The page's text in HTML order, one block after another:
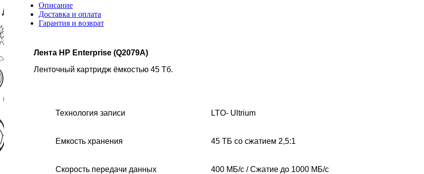
Описание
Доставка и оплата
Гарантия и возврат
Лента HP Enterprise (Q2079A)
Ленточный картридж ёмкостью 45 Тб.
Технология записи LTO- Ultrium
Емкость хранения 45 ТБ со сжатием 2,5:1
Скорость передачи данных 400 МБ/с / Сжатие до 1000 МБ/с